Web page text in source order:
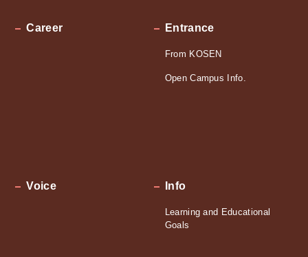
Career Entrance
From KOSEN
Open Campus Info.
Voice Info
Learning and Educational
Goals